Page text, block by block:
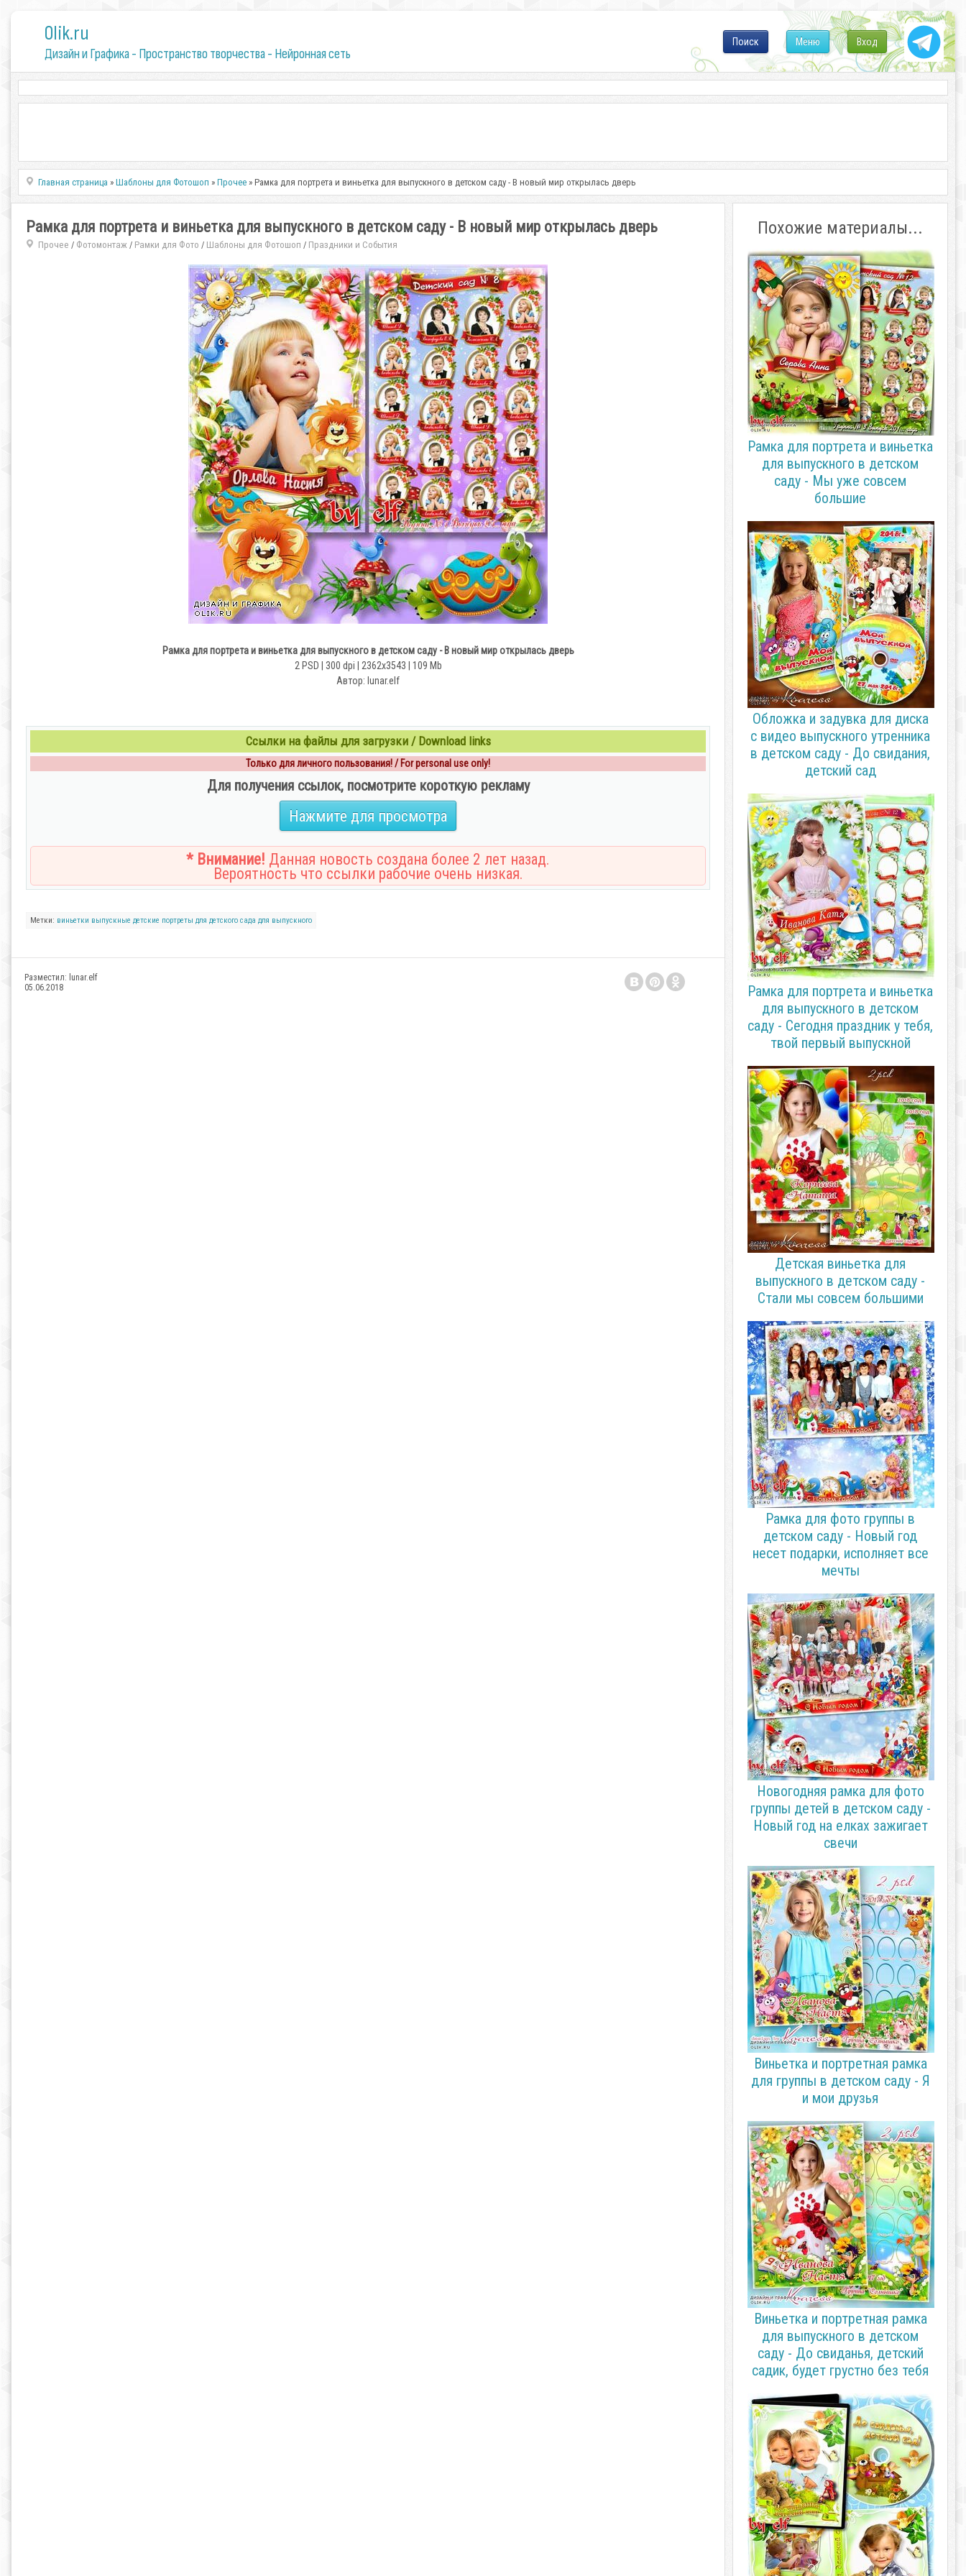
0lik.ru
Дизайн и Графика - Пространство творчества - Нейронная сеть
Вход
Меню
Поиск
Главная страница »Шаблоны для Фотошоп »Прочее » Рамка для портрета и виньетка для выпускного в детском саду - В новый мир открылась дверь
Рамка для портрета и виньетка для выпускного в детском саду - В новый мир открылась дверь
Прочее / Фотомонтаж/ Рамки для Фото / Шаблоны для Фотошоп / Праздники и События
Рамка для портрета и виньетка для выпускного в детском саду - В новый мир открылась дверь
2 PSD | 300 dpi | 2362x3543 | 109 Мb
Автор: lunar.elf
Ссылки на файлы для загрузки / Download links
Только для личного пользования! / For personal use only!
Для получения ссылок, посмотрите короткую рекламу
Нажмите для просмотра
* Внимание! Данная новость создана более 2 лет назад.
Вероятность что ссылки рабочие очень низкая.
Метки: виньетки выпускные детские портреты для детского сада для выпускного
Разместил: lunar.elf
05.06.2018
Похожие материалы...
Рамка для портрета и виньетка
для выпускного в детском
саду - Мы уже совсем
большие
Обложка и задувка для диска
с видео выпускного утренника
в детском саду - До свидания,
детский сад
Рамка для портрета и виньетка
для выпускного в детском
саду - Сегодня праздник у тебя,
твой первый выпускной
Детская виньетка для
выпускного в детском саду -
Стали мы совсем большими
Рамка для фото группы в
детском саду - Новый год
несет подарки, исполняет все
мечты
Новогодняя рамка для фото
группы детей в детском саду -
Новый год на елках зажигает
свечи
Виньетка и портретная рамка
для группы в детском саду - Я
и мои друзья
Виньетка и портретная рамка
для выпускного в детском
саду - До свиданья, детский
садик, будет грустно без тебя